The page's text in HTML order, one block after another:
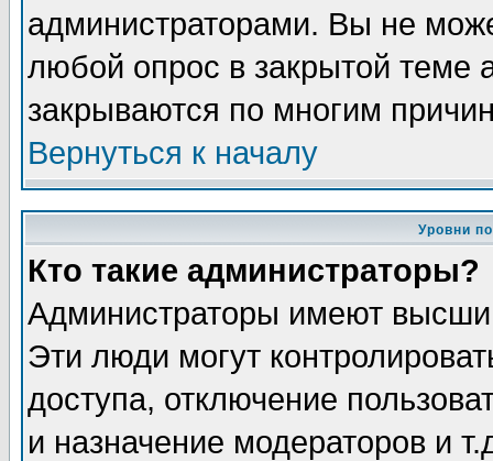
администраторами. Вы не
любой опрос в закрытой теме
закрываются по многим
Вернуться к началу
Уровни
Кто такие администраторы?
Администраторы имеют
Эти люди могут
доступа, отключение
и назначение модераторов и